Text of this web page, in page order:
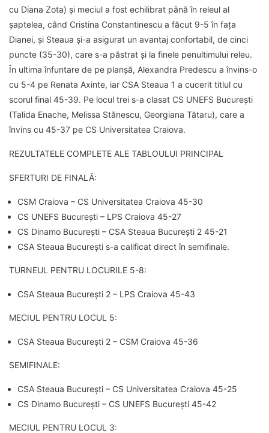
cu Diana Zota) și meciul a fost echilibrat până în releul al
șaptelea, când Cristina Constantinescu a făcut 9-5 în fața
Dianei, și Steaua și-a asigurat un avantaj confortabil, de cinci
puncte (35-30), care s-a păstrat și la finele penultimului releu.
În ultima înfuntare de pe planșă, Alexandra Predescu a învins-o
cu 5-4 pe Renata Axinte, iar CSA Steaua 1 a cucerit titlul cu
scorul final 45-39. Pe locul trei s-a clasat CS UNEFS București
(Talida Enache, Melissa Stănescu, Georgiana Tătaru), care a
învins cu 45-37 pe CS Universitatea Craiova.
REZULTATELE COMPLETE ALE TABLOULUI PRINCIPAL
SFERTURI DE FINALĂ:
CSM Craiova – CS Universitatea Craiova 45-30
CS UNEFS București – LPS Craiova 45-27
CS Dinamo București – CSA Steaua București 2 45-21
CSA Steaua București s-a calificat direct în semifinale.
TURNEUL PENTRU LOCURILE 5-8:
CSA Steaua București 2 – LPS Craiova 45-43
MECIUL PENTRU LOCUL 5:
CSA Steaua București 2 – CSM Craiova 45-36
SEMIFINALE:
CSA Steaua București – CS Universitatea Craiova 45-25
CS Dinamo București – CS UNEFS București 45-42
MECIUL PENTRU LOCUL 3: